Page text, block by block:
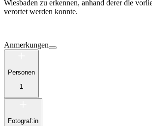
Wiesbaden zu erkennen, anhand derer die
verortet werden konnte.
Anmerkungen
Personen
1
Fotograf:in